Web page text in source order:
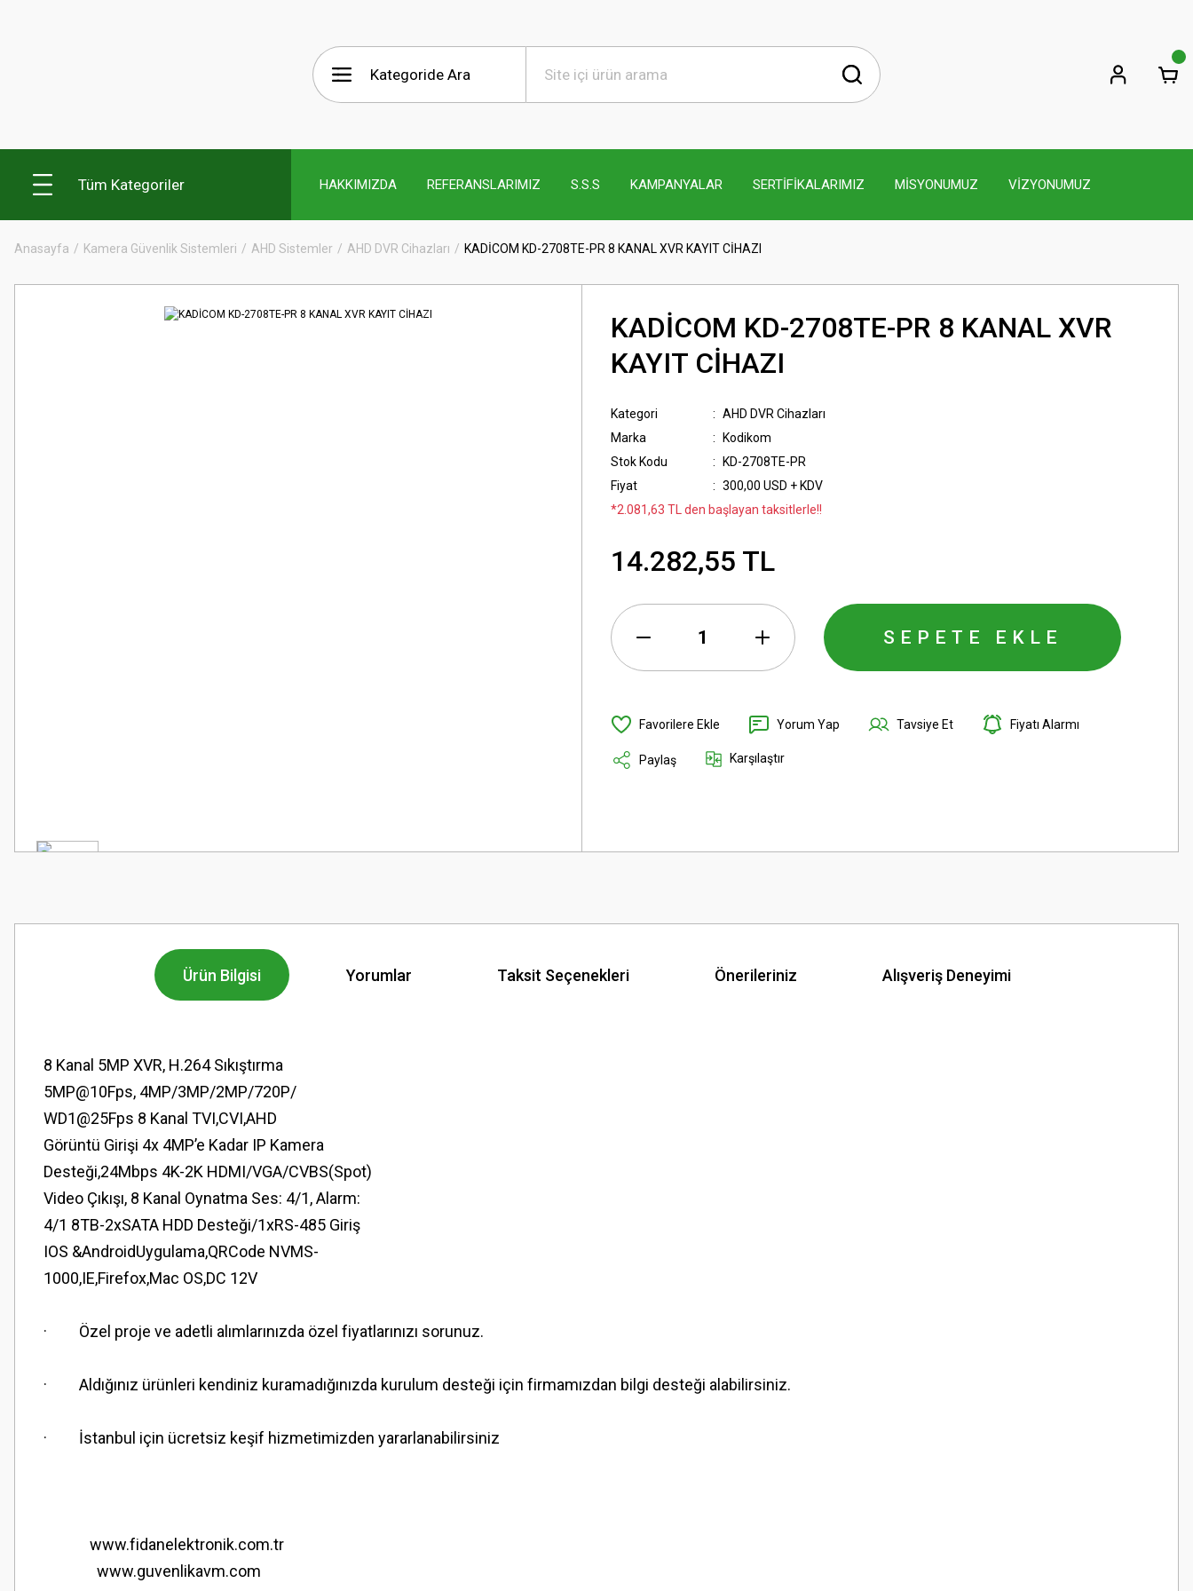
Tüm Kategoriler HAKKIMIZDA REFERANSLARIMIZ S.S.S KAMPANYALAR SERTİFİKALARIMIZ MİSYONUMUZ VİZYONUMUZ
Anasayfa Kamera Güvenlik Sistemleri AHD Sistemler AHD DVR Cihazları KADİCOM KD-2708TE-PR 8 KANAL XVR KAYIT CİHAZI
KADİCOM KD-2708TE-PR 8 KANAL XVR
KAYIT CİHAZI
Kategori
AHD DVR Cihazları
Marka
Kodikom
Stok Kodu
KD-2708TE-PR
Fiyat
300,00 USD + KDV
*2.081,63 TL den başlayan taksitlerle!!
14.282,55 TL
SEPETE EKLE
Yorum Yap Tavsiye Et Fiyatı Alarmı
Paylaş Karşılaştır
Ürün Bilgisi Yorumlar Taksit Seçenekleri Önerileriniz Alışveriş Deneyimi
8 Kanal 5MP XVR, H.264 Sıkıştırma
5MP@10Fps, 4MP/3MP/2MP/720P/
WD1@25Fps 8 Kanal TVI,CVI,AHD
Görüntü Girişi 4x 4MP’e Kadar IP Kamera
Desteği,24Mbps 4K-2K HDMI/VGA/CVBS(Spot)
Video Çıkışı, 8 Kanal Oynatma Ses: 4/1, Alarm:
4/1 8TB-2xSATA HDD Desteği/1xRS-485 Giriş
IOS &AndroidUygulama,QRCode NVMS-
1000,IE,Firefox,Mac OS,DC 12V
· Özel proje ve adetli alımlarınızda özel fiyatlarınızı sorunuz.
· Aldığınız ürünleri kendiniz kuramadığınızda kurulum desteği için firmamızdan bilgi desteği alabilirsiniz.
· İstanbul için ücretsiz keşif hizmetimizden yararlanabilirsiniz
www.fidanelektronik.com.tr
www.guvenlikavm.com